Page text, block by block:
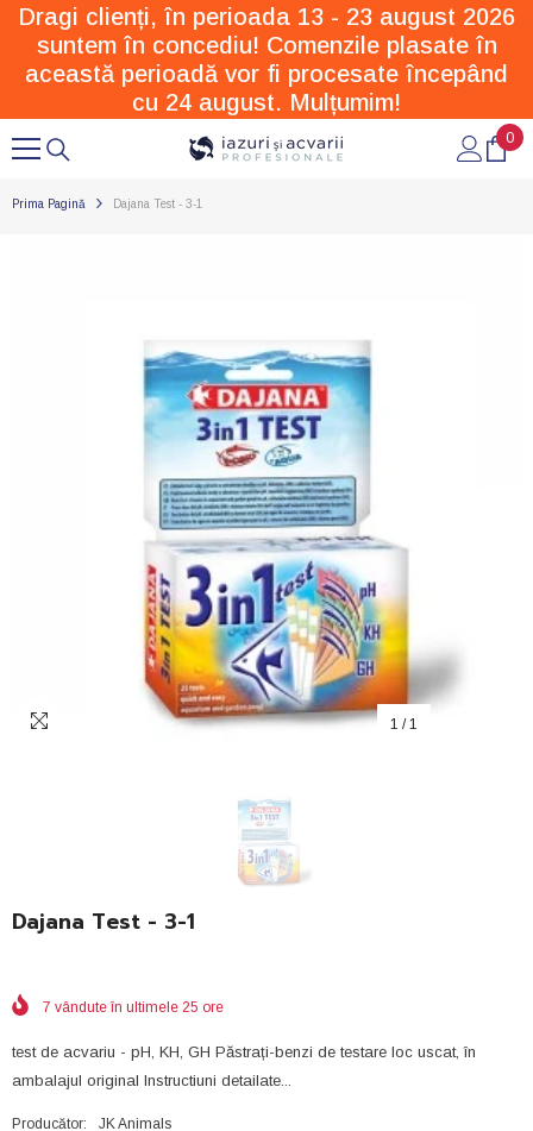
SARI LA CONȚINUT
Dragi clienți, în perioada 13 - 23 august 2026
suntem în concediu! Comenzile plasate în
această perioadă vor fi procesate începând
cu 24 august. Mulțumim!
0
0
Prima Pagină Dajana Test - 3-1
1 / 1
Dajana Test - 3-1
7 vândute în ultimele 25 ore
test de acvariu - pH, KH, GH Păstrați-benzi de testare loc uscat, în
ambalajul original Instructiuni detailate...
Producător:
JK Animals